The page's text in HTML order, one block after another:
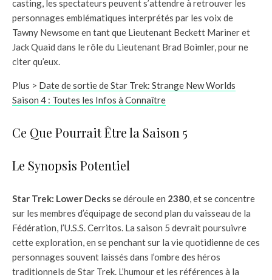
casting, les spectateurs peuvent s’attendre à retrouver les
personnages emblématiques interprétés par les voix de
Tawny Newsome en tant que Lieutenant Beckett Mariner et
Jack Quaid dans le rôle du Lieutenant Brad Boimler, pour ne
citer qu’eux.
Plus > Date de sortie de Star Trek: Strange New Worlds
Saison 4 : Toutes les Infos à Connaître
Ce Que Pourrait Être la Saison 5
Le Synopsis Potentiel
Star Trek: Lower Decksse déroule en 2380, et se concentre
sur les membres d’équipage de second plan du vaisseau de la
Fédération, l’U.S.S. Cerritos. La saison 5 devrait poursuivre
cette exploration, en se penchant sur la vie quotidienne de ces
personnages souvent laissés dans l’ombre des héros
traditionnels de Star Trek. L’humour et les références à la